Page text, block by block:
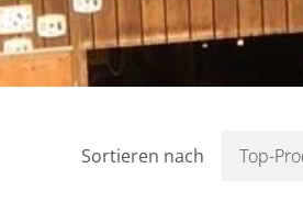
Sortieren nach